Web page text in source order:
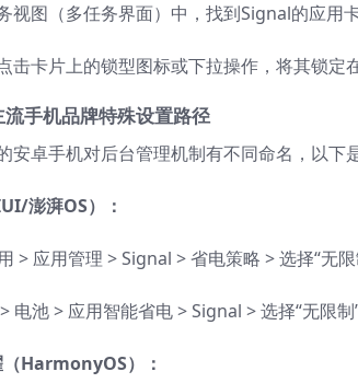
视图（多任务界面）中，找到Signal的应用卡
击卡片上的锁型图标或下拉操作，将其锁定
流手机品牌特殊设置路径
安卓手机对后台管理机制有不同命名，以下
澎湃OS）：
> 应用管理 > Signal > 省电策略 > 选择“无限
电池 > 应用智能省电 > Signal > 选择“无限制”
HarmonyOS）：